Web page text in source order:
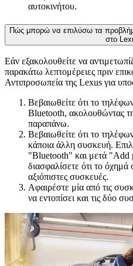
αυτοκινήτου.
Πώς μπορώ να επιλύσω τα
στο
Εάν εξακολουθείτε να
παρακάτω λεπτομέρειες πριν
Αντιπροσωπεία της Lexus για
Βεβαιωθείτε ότι το
Bluetooth, ακολουθώντας
παραπάνω.
Βεβαιωθείτε ότι το
κάποια άλλη συσκευή.
"Bluetooth" και μετά "Add
διασφαλίσετε ότι το
αξιόπιστες συσκευές.
Αφαιρέστε μία από τις
να εντοπίσει και τις δύο